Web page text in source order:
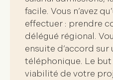
facile. Vous n’avez
effectuer : prendre
délégué régional.
ensuite d’accord sur
téléphonique. Le but
viabilité de votre